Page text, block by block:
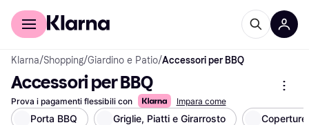
Per il tuo shopping
Klarna/Shopping/Giardino e Patio/Accessori per BBQ
Accessori per BBQ
Prova i pagamenti flessibili con Impara come
Porta BBQ Griglie, Piatti e Girarrosto